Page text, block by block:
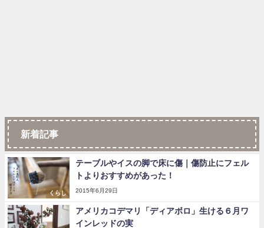
新着記事
くらし
テーブルやイスの脚で床に傷｜傷防止にフェル
トよりおすすめがあった！
2015年6月29日
アメリカコデマリ「ディアボロ」生ける６月ワ
インレッドの実